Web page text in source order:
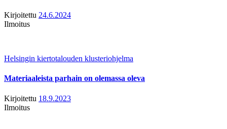
Kirjoitettu 24.6.2024
Ilmoitus
Helsingin kiertotalouden klusteriohjelma
Materiaaleista parhain on olemassa oleva
Kirjoitettu 18.9.2023
Ilmoitus